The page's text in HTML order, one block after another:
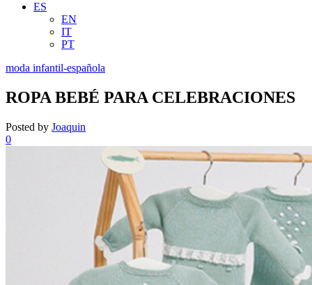
ES
EN
IT
PT
moda infantil-española
ROPA BEBÉ PARA CELEBRACIONES
Posted by Joaquin
0